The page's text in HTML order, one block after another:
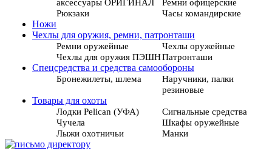
аксессуары ОРИГИНАЛ
Ремни офицерские
Рюкзаки
Часы командирские
Ножи
Чехлы для оружия, ремни, патронташи
Ремни оружейные
Чехлы оружейные
Чехлы для оружия ПЭШНПатронташи
Спецсредства и средства самообороны
Бронежилеты, шлема
Наручники, палки
резиновые
Товары для охоты
Лодки Pelican (УФА)
Сигнальные средства
Чучела
Шкафы оружейные
Лыжи охотничьи
Манки